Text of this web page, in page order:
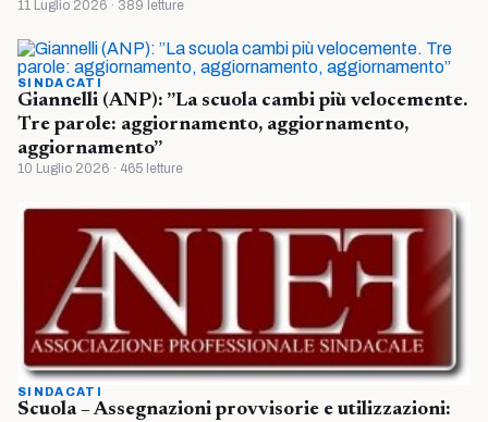
11 Luglio 2026 · 389 letture
SINDACATI
Giannelli (ANP): ”La scuola cambi più velocemente.
Tre parole: aggiornamento, aggiornamento,
aggiornamento”
10 Luglio 2026 · 465 letture
SINDACATI
Scuola – Assegnazioni provvisorie e utilizzazioni: